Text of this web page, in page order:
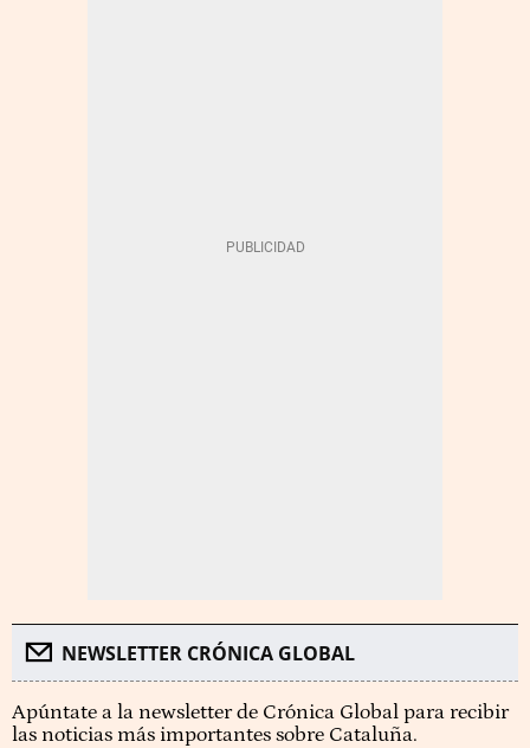
NEWSLETTER CRÓNICA GLOBAL
Apúntate a la newsletter de Crónica Global para recibir
las noticias más importantes sobre Cataluña.